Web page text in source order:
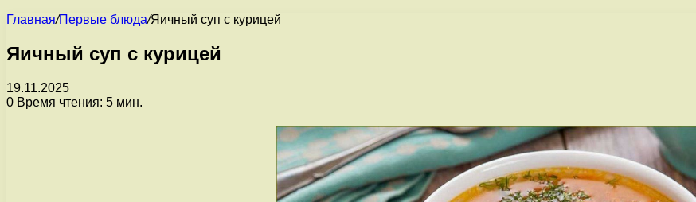
Главная/Первые блюда/Яичный суп с курицей
Яичный суп с курицей
19.11.2025
0 Время чтения: 5 мин.